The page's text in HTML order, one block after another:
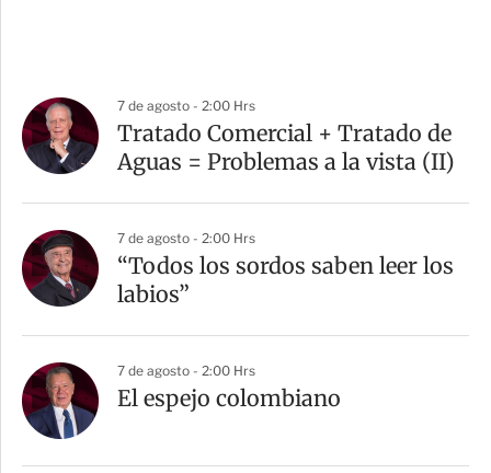
7 de agosto - 2:00 Hrs
Tratado Comercial + Tratado de
Aguas = Problemas a la vista (II)
7 de agosto - 2:00 Hrs
“Todos los sordos saben leer los
labios”
7 de agosto - 2:00 Hrs
El espejo colombiano